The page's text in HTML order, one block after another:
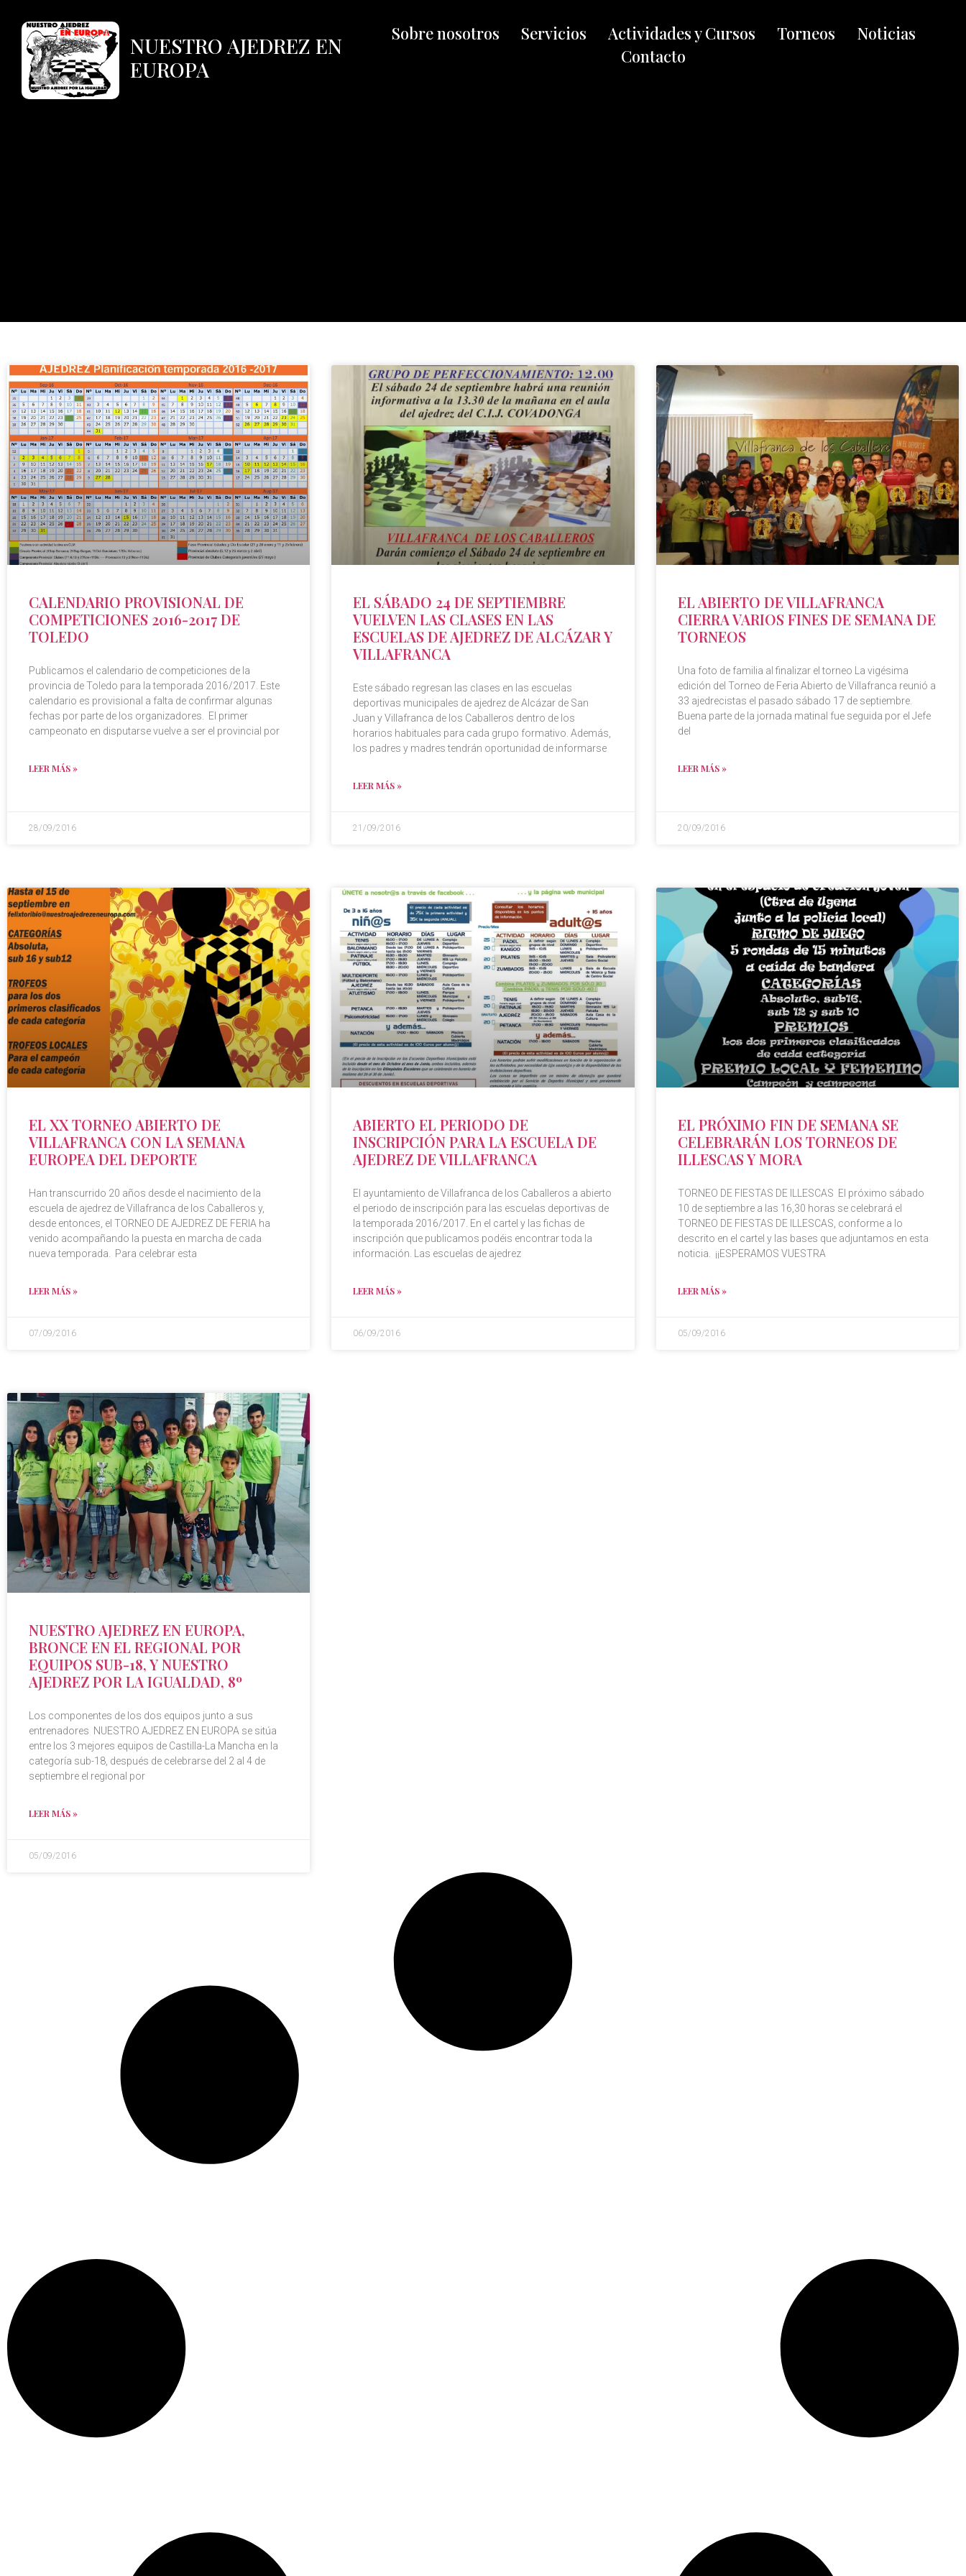
NUESTRO AJEDREZ EN
EUROPA
Sobre nosotros Servicios Actividades y Cursos Torneos
Noticias
Contacto
CALENDARIO PROVISIONAL DE
COMPETICIONES 2016-2017 DE
TOLEDO
Publicamos el calendario de competiciones de la
provincia de Toledo para la temporada 2016/2017. Este
calendario es provisional a falta de confirmar algunas
fechas por parte de los organizadores. El primer
campeonato en disputarse vuelve a ser el provincial por
LEER MÁS »
28/09/2016
EL SÁBADO 24 DE SEPTIEMBRE
VUELVEN LAS CLASES EN LAS
ESCUELAS DE AJEDREZ DE ALCÁZAR Y
VILLAFRANCA
Este sábado regresan las clases en las escuelas
deportivas municipales de ajedrez de Alcázar de San
Juan y Villafranca de los Caballeros dentro de los
horarios habituales para cada grupo formativo. Además,
los padres y madres tendrán oportunidad de informarse
LEER MÁS »
21/09/2016
EL ABIERTO DE VILLAFRANCA
CIERRA VARIOS FINES DE SEMANA DE
TORNEOS
Una foto de familia al finalizar el torneo La vigésima
edición del Torneo de Feria Abierto de Villafranca reunió a
33 ajedrecistas el pasado sábado 17 de septiembre.
Buena parte de la jornada matinal fue seguida por el Jefe
del
LEER MÁS »
20/09/2016
EL XX TORNEO ABIERTO DE
VILLAFRANCA CON LA SEMANA
EUROPEA DEL DEPORTE
Han transcurrido 20 años desde el nacimiento de la
escuela de ajedrez de Villafranca de los Caballeros y,
desde entonces, el TORNEO DE AJEDREZ DE FERIA ha
venido acompañando la puesta en marcha de cada
nueva temporada. Para celebrar esta
LEER MÁS »
07/09/2016
ABIERTO EL PERIODO DE
INSCRIPCIÓN PARA LA ESCUELA DE
AJEDREZ DE VILLAFRANCA
El ayuntamiento de Villafranca de los Caballeros a abierto
el periodo de inscripción para las escuelas deportivas de
la temporada 2016/2017. En el cartel y las fichas de
inscripción que publicamos podéis encontrar toda la
información. Las escuelas de ajedrez
LEER MÁS »
06/09/2016
EL PRÓXIMO FIN DE SEMANA SE
CELEBRARÁN LOS TORNEOS DE
ILLESCAS Y MORA
TORNEO DE FIESTAS DE ILLESCAS El próximo sábado
10 de septiembre a las 16,30 horas se celebrará el
TORNEO DE FIESTAS DE ILLESCAS, conforme a lo
descrito en el cartel y las bases que adjuntamos en esta
noticia. ¡¡ESPERAMOS VUESTRA
LEER MÁS »
05/09/2016
NUESTRO AJEDREZ EN EUROPA,
BRONCE EN EL REGIONAL POR
EQUIPOS SUB-18, Y NUESTRO
AJEDREZ POR LA IGUALDAD, 8º
Los componentes de los dos equipos junto a sus
entrenadores NUESTRO AJEDREZ EN EUROPA se sitúa
entre los 3 mejores equipos de Castilla-La Mancha en la
categoría sub-18, después de celebrarse del 2 al 4 de
septiembre el regional por
LEER MÁS »
05/09/2016